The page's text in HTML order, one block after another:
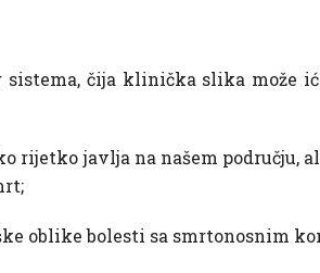
čija klinička slika može
rijetko javlja na našem području,
oblike bolesti sa smrtonosnim